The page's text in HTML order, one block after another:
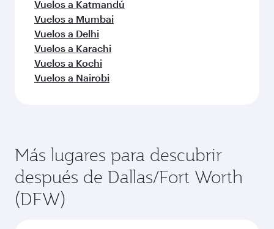
Vuelos a Katmandú
Vuelos a Mumbai
Vuelos a Delhi
Vuelos a Karachi
Vuelos a Kochi
Vuelos a Nairobi
Más lugares para descubrir
después de Dallas/Fort Worth
(DFW)